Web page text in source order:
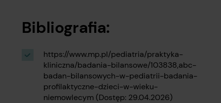
Bibliografia:
https://www.mp.pl/pediatria/praktyka-
kliniczna/badania-bilansowe/103838,abc-
badan-bilansowych-w-pediatrii-badania-
profilaktyczne-dzieci-w-wieku-
niemowlecym (Dostęp: 29.04.2026)